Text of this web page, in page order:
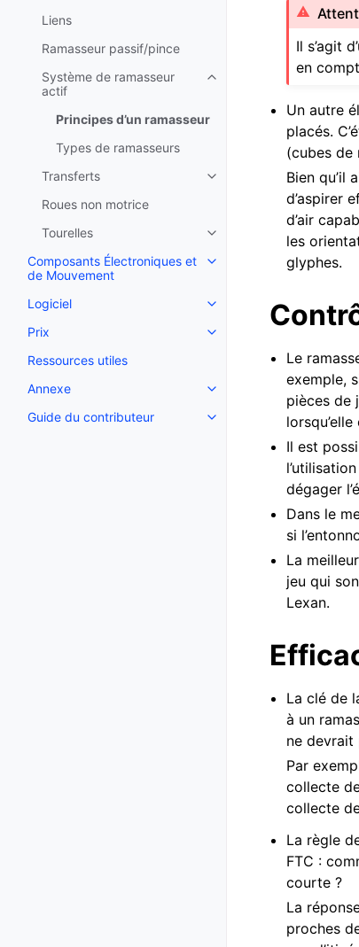
Liens
Ramasseur passif/pince
Système de ramasseur
actif
Toggle navigation of
Principes d’un ramasseur
Types de ramasseurs
Transferts
Toggle navigation of
Roues non motrice
Tourelles
Toggle navigation of
Composants Électroniques et
de Mouvement
Toggle navigation of
Logiciel
Toggle navigation of
Prix
Toggle navigation of Prix
Ressources utiles
Annexe
Toggle navigation of
Guide du contributeur
Toggle navigation of
Il s’agit
en
Un autre
placés.
(cubes de
Bien qu’il
d’aspirer
d’air
les
glyphes.
Le
exemple,
pièces de
Il est
dégager
Dans le
si
La
jeu qui
Lexan.
La clé de
à un
ne devrait
Par
collecte
collecte
La règle
FTC :
courte ?
La
proches